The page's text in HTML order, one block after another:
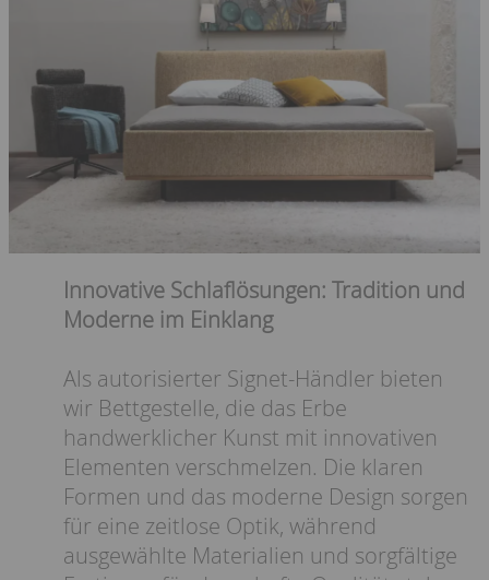
Innovative Schlaflösungen: Tradition und
Moderne im Einklang
Als autorisierter Signet-Händler bieten
wir Bettgestelle, die das Erbe
handwerklicher Kunst mit innovativen
Elementen verschmelzen. Die klaren
Formen und das moderne Design sorgen
für eine zeitlose Optik, während
ausgewählte Materialien und sorgfältige